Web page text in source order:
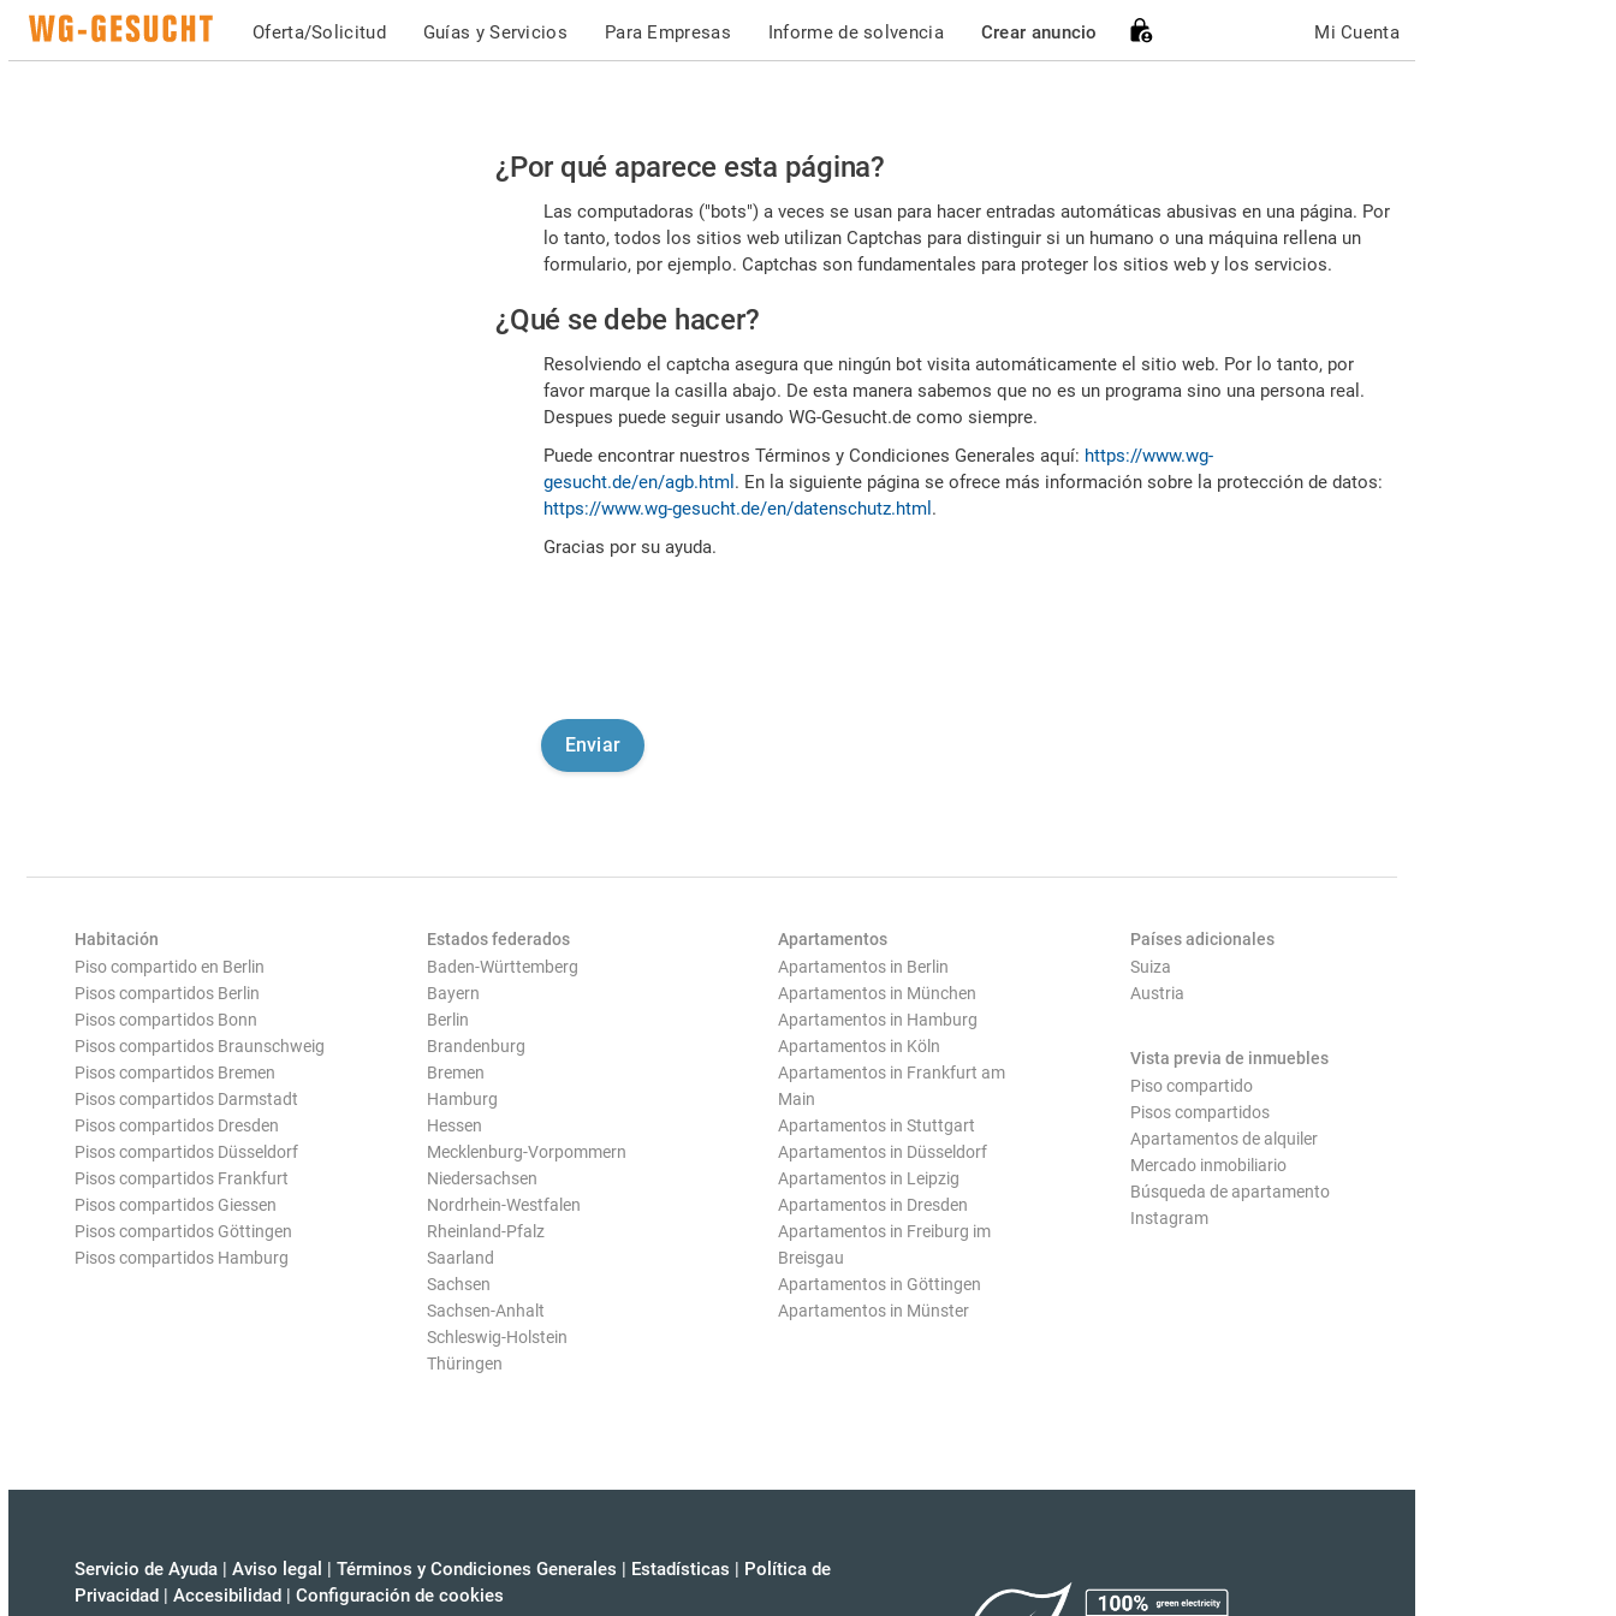
Oferta/Solicitud Guías y Servicios Para Empresas Informe de solvencia Crear anuncio Mi Cuenta
Por
favor,
confirme
es
humano
¿Por qué aparece esta página?
Las computadoras ("bots") a veces se usan para hacer entradas automáticas abusivas en una página. Por
lo tanto, todos los sitios web utilizan Captchas para distinguir si un humano o una máquina rellena un
formulario, por ejemplo. Captchas son fundamentales para proteger los sitios web y los servicios.
¿Qué se debe hacer?
Resolviendo el captcha asegura que ningún bot visita automáticamente el sitio web. Por lo tanto, por
favor marque la casilla abajo. De esta manera sabemos que no es un programa sino una persona real.
Despues puede seguir usando WG-Gesucht.de como siempre.
Puede encontrar nuestros Términos y Condiciones Generales aquí: https://www.wg-
gesucht.de/en/agb.html . En la siguiente página se ofrece más información sobre la protección de datos:
https://www.wg-gesucht.de/en/datenschutz.html .
Gracias por su ayuda.
Habitación
Piso compartido en Berlin
Pisos compartidos Berlin
Pisos compartidos Bonn
Pisos compartidos Braunschweig
Pisos compartidos Bremen
Pisos compartidos Darmstadt
Pisos compartidos Dresden
Pisos compartidos Düsseldorf
Pisos compartidos Frankfurt
Pisos compartidos Giessen
Pisos compartidos Göttingen
Pisos compartidos Hamburg
Estados federados
Baden-Württemberg
Bayern
Berlin
Brandenburg
Bremen
Hamburg
Hessen
Mecklenburg-Vorpommern
Niedersachsen
Nordrhein-Westfalen
Rheinland-Pfalz
Saarland
Sachsen
Sachsen-Anhalt
Schleswig-Holstein
Thüringen
Apartamentos
Apartamentos in Berlin
Apartamentos in München
Apartamentos in Hamburg
Apartamentos in Köln
Apartamentos in Frankfurt am
Main
Apartamentos in Stuttgart
Apartamentos in Düsseldorf
Apartamentos in Leipzig
Apartamentos in Dresden
Apartamentos in Freiburg im
Breisgau
Apartamentos in Göttingen
Apartamentos in Münster
Países adicionales
Suiza
Austria
Vista previa de inmuebles
Piso compartido
Pisos compartidos
Apartamentos de alquiler
Mercado inmobiliario
Búsqueda de apartamento
Instagram
Servicio de Ayuda | Aviso legal | Términos y Condiciones Generales | Estadísticas | Política de
Privacidad | Accesibilidad | Configuración de cookies